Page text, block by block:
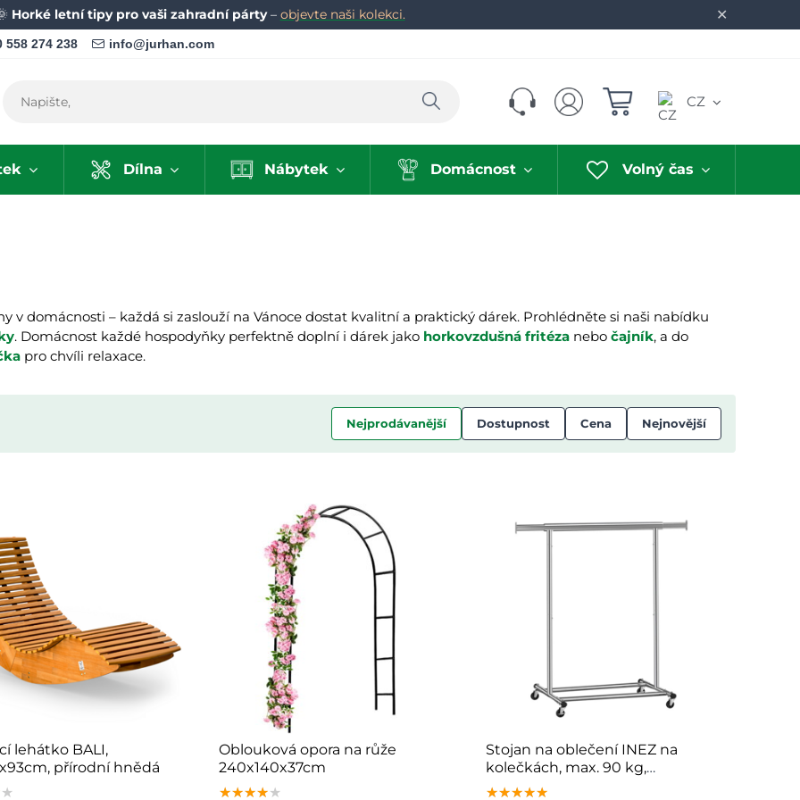
✕
Horké letní tipy pro vaši zahradní párty– objevte naši kolekci.
558 274 238 info@jurhan.com
Hledat CZ
Dílna Nábytek Domácnost Volný čas
v domácnosti – každá si zaslouží na Vánoce dostat kvalitní a praktický dárek. Prohlédněte si naši nabídku
. Domácnost každé hospodyňky perfektně doplní i dárek jako horkovzdušná fritéza nebo čajník, a do
pro chvíli relaxace.
Nejprodávanější Dostupnost Cena Nejnovější
lehátko BALI,
přírodní hnědá
Oblouková opora na růže
240x140x37cm
★★★★★
★★★★★
★★★★★
Stojan na oblečení INEZ na
kolečkách, max. 90 kg,
83,5x45x160cm, stříbrná
★★★★★
★★★★★
★★★★★